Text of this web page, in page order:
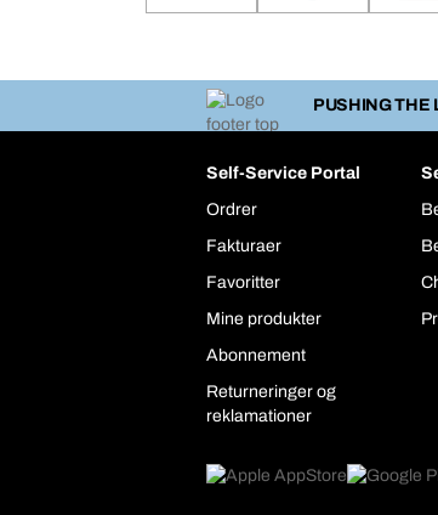
PUSHING THE
Self-Service Portal
Ordrer
Fakturaer
Favoritter
Mine produkter
Abonnement
Returneringer og
reklamationer